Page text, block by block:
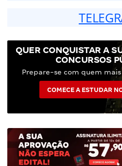
QUER CONQUISTAR A
CONCURSOS
Prepare-se com quem
COMECE A ESTUDAR